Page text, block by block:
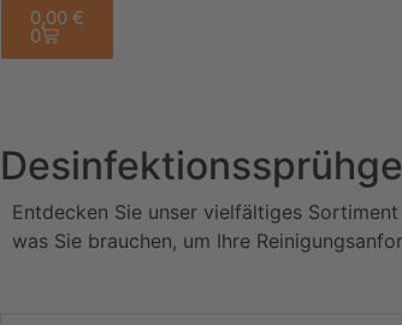
0,00 €
0
Entdecken Sie unser vielfältiges
was Sie brauchen, um Ihre